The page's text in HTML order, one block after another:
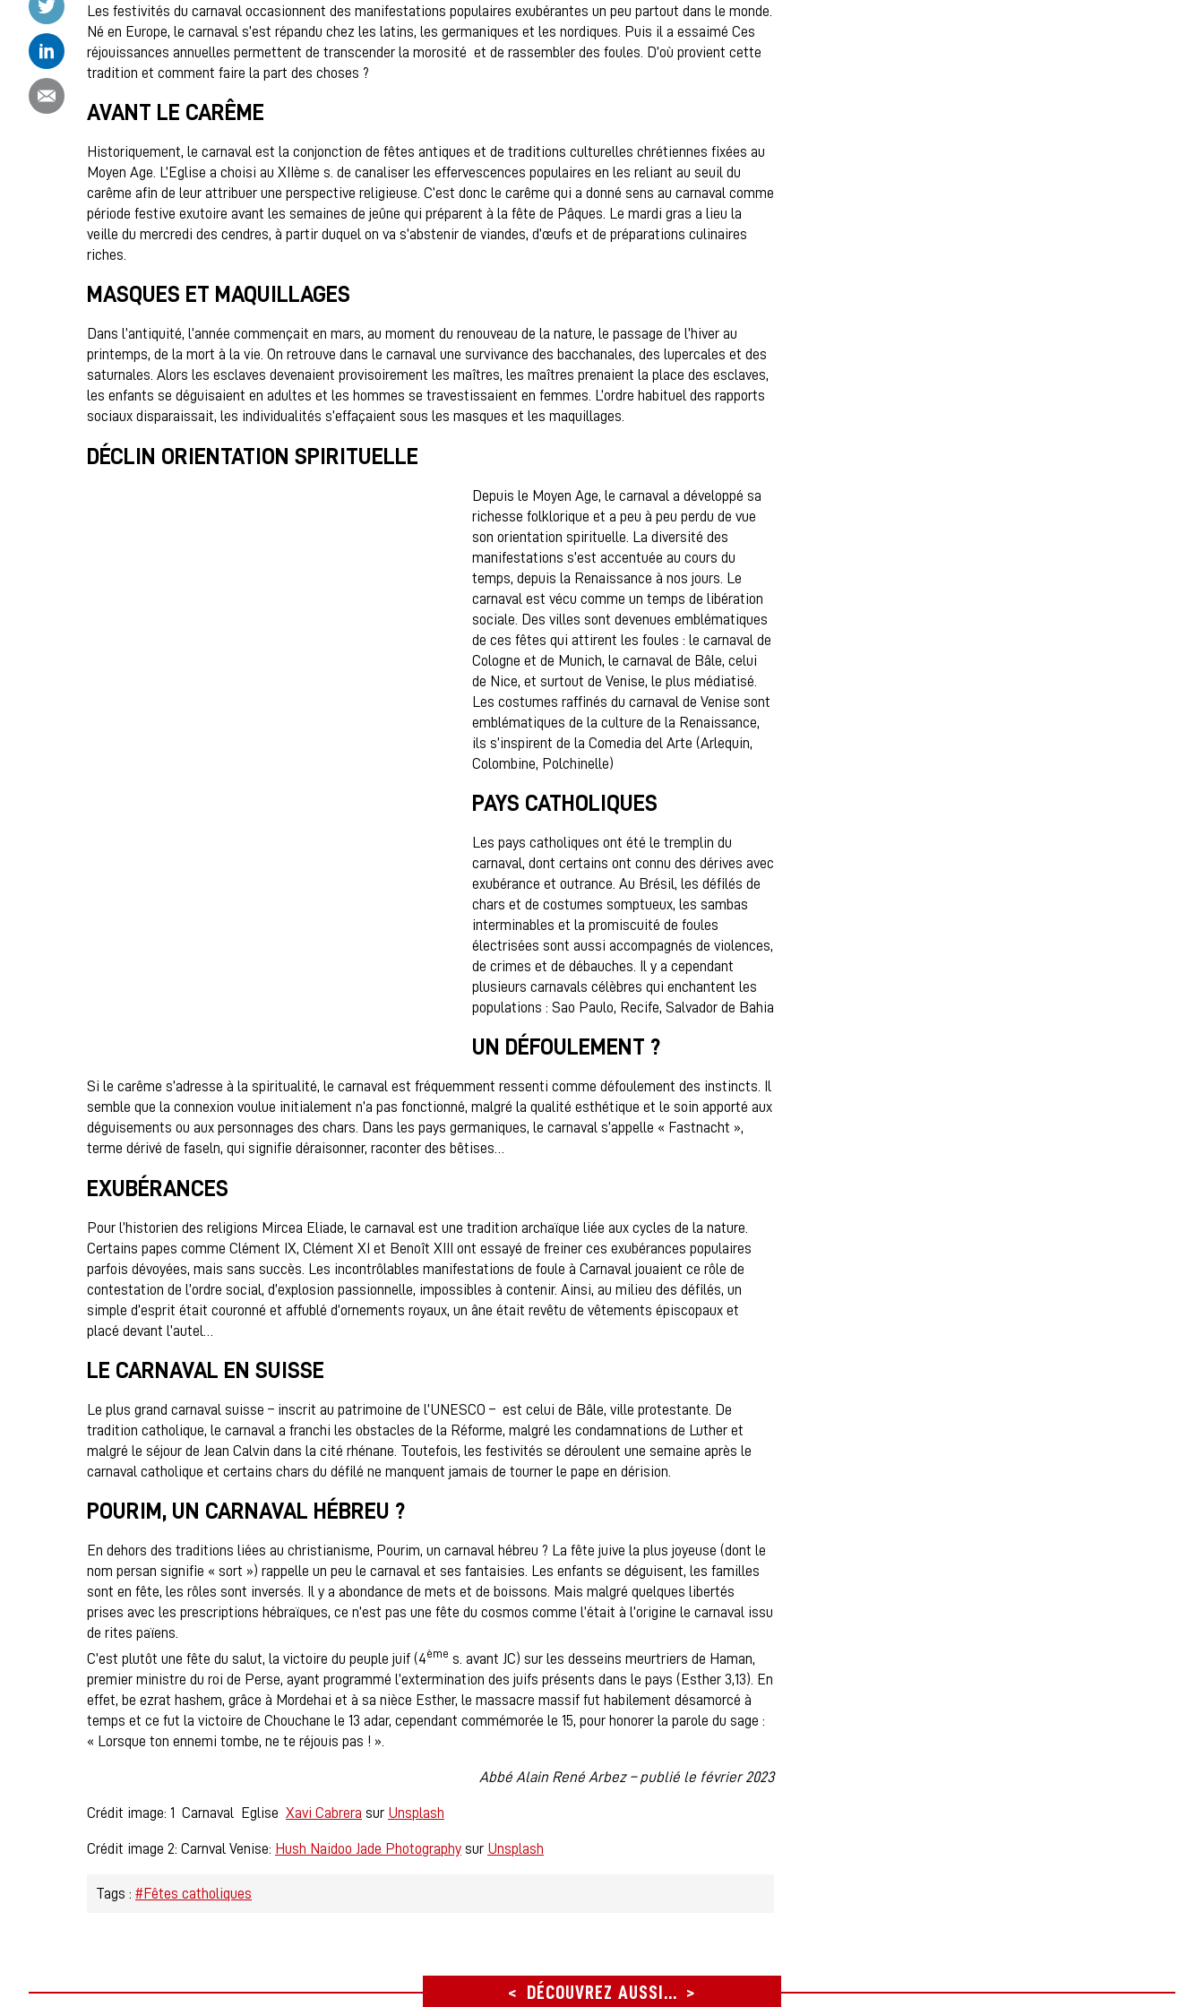
Partager ce contenu sur Linkedin
Les festivités du carnaval occasionnent des manifestations populaires exubérantes un peu partout dans le monde.
Né en Europe, le carnaval s’est répandu chez les latins, les germaniques et les nordiques. Puis il a essaimé Ces
réjouissances annuelles permettent de transcender la morosité et de rassembler des foules. D’où provient cette
tradition et comment faire la part des choses ?
AVANT LE CARÊME
Historiquement, le carnaval est la conjonction de fêtes antiques et de traditions culturelles chrétiennes fixées au
Moyen Age. L’Eglise a choisi au XIIème s. de canaliser les effervescences populaires en les reliant au seuil du
carême afin de leur attribuer une perspective religieuse. C’est donc le carême qui a donné sens au carnaval comme
période festive exutoire avant les semaines de jeûne qui préparent à la fête de Pâques. Le mardi gras a lieu la
veille du mercredi des cendres, à partir duquel on va s’abstenir de viandes, d’œufs et de préparations culinaires
riches.
MASQUES ET MAQUILLAGES
Dans l’antiquité, l’année commençait en mars, au moment du renouveau de la nature, le passage de l’hiver au
printemps, de la mort à la vie. On retrouve dans le carnaval une survivance des bacchanales, des lupercales et des
saturnales. Alors les esclaves devenaient provisoirement les maîtres, les maîtres prenaient la place des esclaves,
les enfants se déguisaient en adultes et les hommes se travestissaient en femmes. L’ordre habituel des rapports
sociaux disparaissait, les individualités s’effaçaient sous les masques et les maquillages.
DÉCLIN ORIENTATION SPIRITUELLE
Depuis le Moyen Age, le carnaval a développé sa
richesse folklorique et a peu à peu perdu de vue
son orientation spirituelle. La diversité des
manifestations s’est accentuée au cours du
temps, depuis la Renaissance à nos jours. Le
carnaval est vécu comme un temps de libération
sociale. Des villes sont devenues emblématiques
de ces fêtes qui attirent les foules : le carnaval de
Cologne et de Munich, le carnaval de Bâle, celui
de Nice, et surtout de Venise, le plus médiatisé.
Les costumes raffinés du carnaval de Venise sont
emblématiques de la culture de la Renaissance,
ils s’inspirent de la Comedia del Arte (Arlequin,
Colombine, Polchinelle)
PAYS CATHOLIQUES
Les pays catholiques ont été le tremplin du
carnaval, dont certains ont connu des dérives avec
exubérance et outrance. Au Brésil, les défilés de
chars et de costumes somptueux, les sambas
interminables et la promiscuité de foules
électrisées sont aussi accompagnés de violences,
de crimes et de débauches. Il y a cependant
plusieurs carnavals célèbres qui enchantent les
populations : Sao Paulo, Recife, Salvador de Bahia
UN DÉFOULEMENT ?
Si le carême s’adresse à la spiritualité, le carnaval est fréquemment ressenti comme défoulement des instincts. Il
semble que la connexion voulue initialement n’a pas fonctionné, malgré la qualité esthétique et le soin apporté aux
déguisements ou aux personnages des chars. Dans les pays germaniques, le carnaval s’appelle « Fastnacht »,
terme dérivé de faseln, qui signifie déraisonner, raconter des bêtises…
EXUBÉRANCES
Pour l’historien des religions Mircea Eliade, le carnaval est une tradition archaïque liée aux cycles de la nature.
Certains papes comme Clément IX, Clément XI et Benoît XIII ont essayé de freiner ces exubérances populaires
parfois dévoyées, mais sans succès. Les incontrôlables manifestations de foule à Carnaval jouaient ce rôle de
contestation de l’ordre social, d’explosion passionnelle, impossibles à contenir. Ainsi, au milieu des défilés, un
simple d’esprit était couronné et affublé d’ornements royaux, un âne était revêtu de vêtements épiscopaux et
placé devant l’autel…
LE CARNAVAL EN SUISSE
Le plus grand carnaval suisse – inscrit au patrimoine de l’UNESCO – est celui de Bâle, ville protestante. De
tradition catholique, le carnaval a franchi les obstacles de la Réforme, malgré les condamnations de Luther et
malgré le séjour de Jean Calvin dans la cité rhénane. Toutefois, les festivités se déroulent une semaine après le
carnaval catholique et certains chars du défilé ne manquent jamais de tourner le pape en dérision.
POURIM, UN CARNAVAL HÉBREU ?
En dehors des traditions liées au christianisme, Pourim, un carnaval hébreu ? La fête juive la plus joyeuse (dont le
nom persan signifie « sort ») rappelle un peu le carnaval et ses fantaisies. Les enfants se déguisent, les familles
sont en fête, les rôles sont inversés. Il y a abondance de mets et de boissons. Mais malgré quelques libertés
prises avec les prescriptions hébraïques, ce n’est pas une fête du cosmos comme l’était à l’origine le carnaval issu
de rites païens.
C’est plutôt une fête du salut, la victoire du peuple juif (4ème s. avant JC) sur les desseins meurtriers de Haman,
premier ministre du roi de Perse, ayant programmé l’extermination des juifs présents dans le pays (Esther 3,13). En
effet, be ezrat hashem, grâce à Mordehai et à sa nièce Esther, le massacre massif fut habilement désamorcé à
temps et ce fut la victoire de Chouchane le 13 adar, cependant commémorée le 15, pour honorer la parole du sage :
« Lorsque ton ennemi tombe, ne te réjouis pas ! ».
Abbé Alain René Arbez – publié le février 2023
Crédit image: 1 Carnaval Eglise Xavi Cabrera sur Unsplash
Crédit image 2: Carnval Venise: Hush Naidoo Jade Photography sur Unsplash
Tags : #Fêtes catholiques
DÉCOUVREZ AUSSI...